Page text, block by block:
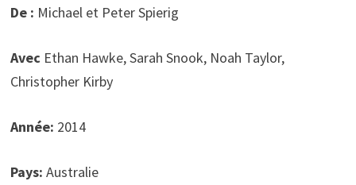
De : Michael et Peter Spierig
Avec Ethan Hawke, Sarah Snook, Noah Taylor,
Christopher Kirby
Année: 2014
Pays: Australie